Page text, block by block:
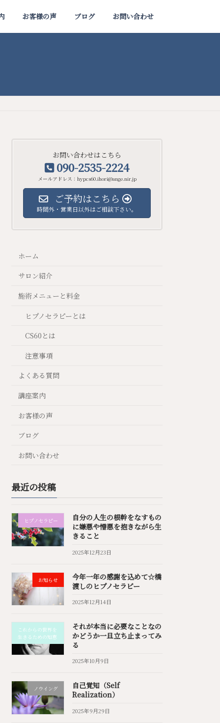
お客様の声 ブログ お問い合わせ
お問い合わせはこちら
090-2535-2224
メールアドレス：hypcs60.ihori@ange.nir.jp
ご予約はこちら
時間外・営業日以外はご相談下さい。
ホーム
サロン紹介
施術メニューと料金
ヒプノセラピーとは
CS60とは
注意事項
よくある質問
講座案内
お客様の声
ブログ
お問い合わせ
最近の投稿
ヒプノセラピー
自分の人生の根幹をなすもの
に嫌悪や憎悪を抱きながら生
きること
2025年12月23日
お知らせ
今年一年の感謝を込めて☆橋
渡しのヒプノセラピー
2025年12月14日
これからの世界を
生きるための知恵
それが本当に必要なことなの
かどうか一旦立ち止まってみ
る
2025年10月9日
ノウイング
自己覚知（Self
Realization）
2025年9月29日